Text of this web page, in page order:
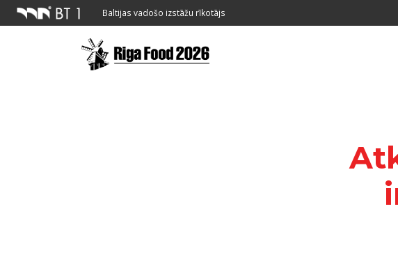
Baltijas vadošo izstāžu rīkotājs